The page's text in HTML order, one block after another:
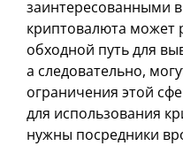
заинтересованными
криптовалюта может
обходной путь для
а следовательно,
ограничения этой
для использования
нужны посредники